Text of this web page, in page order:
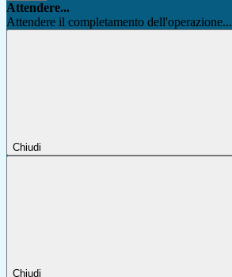
Attendere...
Attendere il completamento dell'operazione...
Chiudi
Chiudi